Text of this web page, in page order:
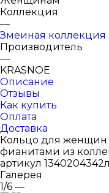
Коллекция
—
Змеиная коллекция
Производитель
—
KRASNOE
Описание
Отзывы
Как купить
Оплата
Доставка
Кольцо для женщин
фианитами из
артикул
Галерея
1/6 —